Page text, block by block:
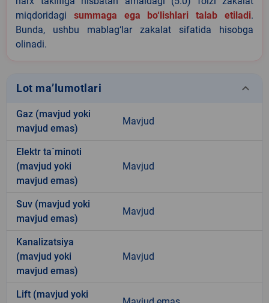
miqdoridagi summaga ega bo‘lishlari talab etiladi.
Bunda, ushbu mablag‘lar zakalat sifatida hisobga
olinadi.
Lot ma’lumotlari keyboard_arrow_down
Gaz (mavjud yoki
mavjud emas)
Mavjud
Elektr ta`minoti
(mavjud yoki
mavjud emas)
Mavjud
Suv (mavjud yoki
mavjud emas)
Mavjud
Kanalizatsiya
(mavjud yoki
mavjud emas)
Mavjud
Lift (mavjud yoki